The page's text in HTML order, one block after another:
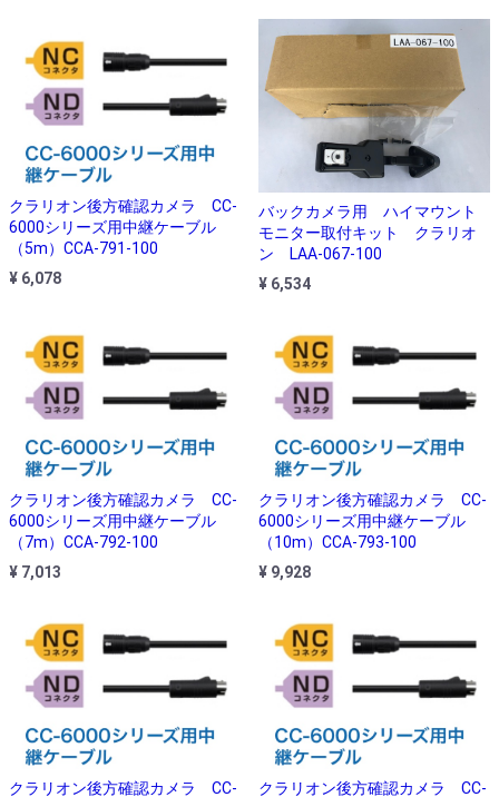
クラリオン後方確認カメラ CC-
6000シリーズ用中継ケーブル
（5m）CCA-791-100
¥ 6,078
バックカメラ用 ハイマウント
モニター取付キット クラリオ
ン LAA-067-100
¥ 6,534
クラリオン後方確認カメラ CC-
6000シリーズ用中継ケーブル
（7m）CCA-792-100
¥ 7,013
クラリオン後方確認カメラ CC-
6000シリーズ用中継ケーブル
（10m）CCA-793-100
¥ 9,928
クラリオン後方確認カメラ CC- クラリオン後方確認カメラ CC-